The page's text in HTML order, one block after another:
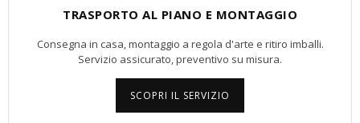
TRASPORTO AL PIANO E MONTAGGIO
Consegna in casa, montaggio a regola d'arte e ritiro imballi.
Servizio assicurato, preventivo su misura.
SCOPRI IL SERVIZIO